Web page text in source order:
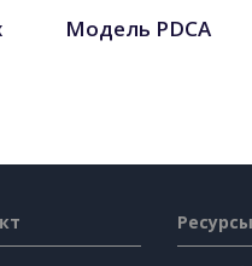
Модель PDCA
Ресурсы